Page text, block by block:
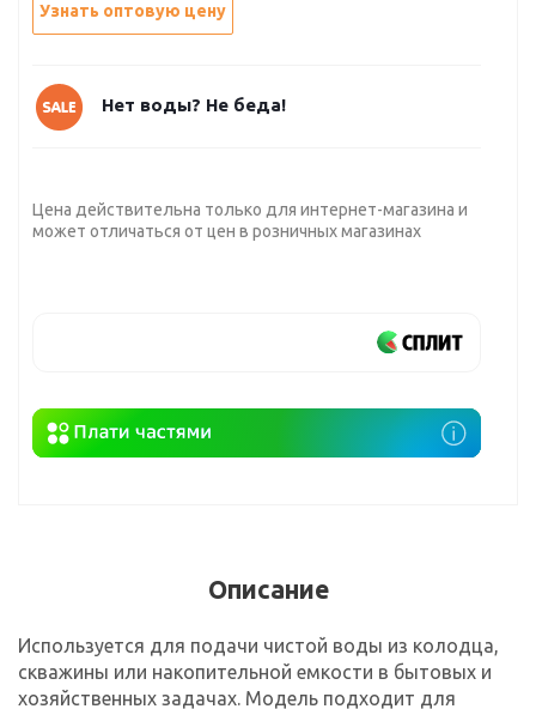
Узнать оптовую цену
Нет воды? Не беда!
Цена действительна только для интернет-магазина и
может отличаться от цен в розничных магазинах
Описание
Используется для подачи чистой воды из колодца,
скважины или накопительной емкости в бытовых и
хозяйственных задачах. Модель подходит для